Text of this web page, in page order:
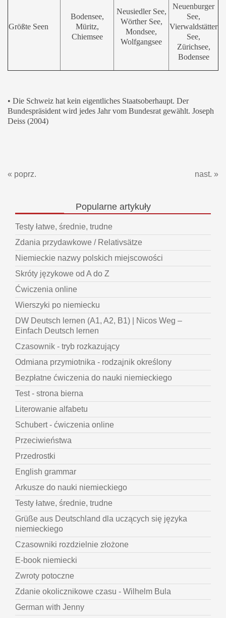
Größte Seen
Bodensee,
Müritz,
Chiemsee
Neusiedler See,
Wörther See,
Mondsee,
Wolfgangsee
Neuenburger
See,
Vierwaldstätter
See,
Zürichsee,
Bodensee
• Die Schweiz hat kein eigentliches Staatsoberhaupt. Der
Bundespräsident wird jedes Jahr vom Bundesrat gewählt. Joseph
Deiss (2004)
« poprz. nast. »
Popularneartykuły
Testy łatwe, średnie, trudne
Zdania przydawkowe / Relativsätze
Niemieckie nazwy polskich miejscowości
Skróty językowe od A do Z
Ćwiczenia online
Wierszyki po niemiecku
DW Deutsch lernen (A1, A2, B1) | Nicos Weg –
Einfach Deutsch lernen
Czasownik - tryb rozkazujący
Odmiana przymiotnika - rodzajnik określony
Bezpłatne ćwiczenia do nauki niemieckiego
Test - strona bierna
Literowanie alfabetu
Schubert - ćwiczenia online
Przeciwieństwa
Przedrostki
English grammar
Arkusze do nauki niemieckiego
Testy łatwe, średnie, trudne
Grüße aus Deutschland dla uczących się języka
niemieckiego
Czasowniki rozdzielnie złożone
E-book niemiecki
Zwroty potoczne
Zdanie okolicznikowe czasu - Wilhelm Bula
German with Jenny